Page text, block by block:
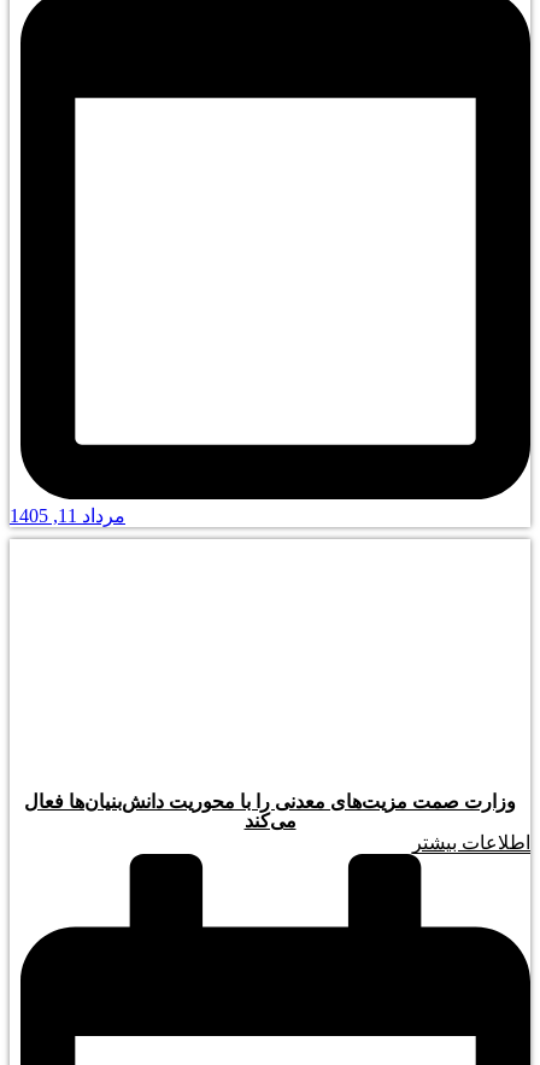
مرداد 11, 1405
وزارت صمت مزیت‌های معدنی را با محوریت دانش‌بنیان‌ها فعال
می‌کند
اطلاعات بیشتر